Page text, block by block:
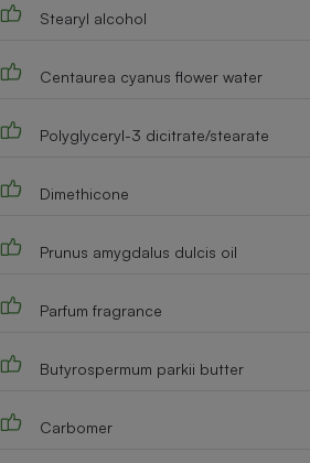
Stearyl alcohol
Centaurea cyanus flower water
Polyglyceryl-3 dicitrate/stearate
Dimethicone
Prunus amygdalus dulcis oil
Parfum fragrance
Butyrospermum parkii butter
Carbomer